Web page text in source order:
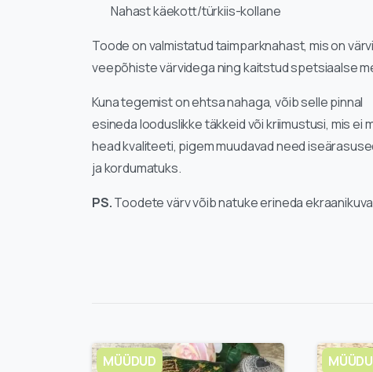
Nahast käekott/türkiis-kollane
Toode on valmistatud taimparknahast, mis on
veepõhiste värvidega ning kaitstud spetsiaalse
Kuna tegemist on ehtsa nahaga, võib selle pinnal
esineda looduslikke täkkeid või kriimustusi, mis ei
head kvaliteeti, pigem muudavad need
ja kordumatuks.
PS.Toodete värv võib natuke erineda
MÜÜDUD